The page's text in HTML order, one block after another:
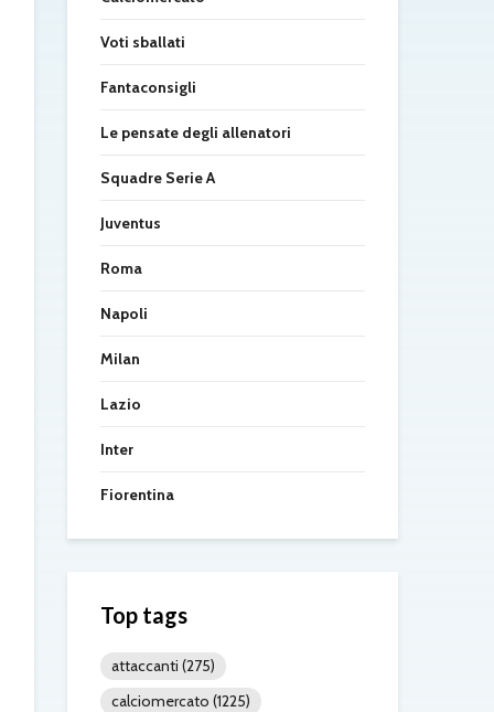
Voti sballati
Fantaconsigli
Le pensate degli allenatori
Squadre Serie A
Juventus
Roma
Napoli
Milan
Lazio
Inter
Fiorentina
Top tags
attaccanti (275)
calciomercato (1225)